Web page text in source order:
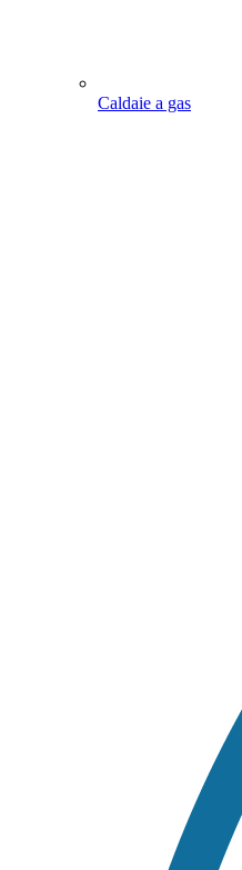
Caldaie a gas